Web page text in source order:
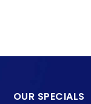
OUR SPECIALS